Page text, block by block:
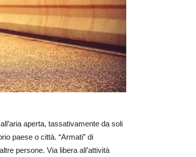
all’aria aperta, tassativamente da soli
paese o città. “Armati” di
persone. Via libera all’attività